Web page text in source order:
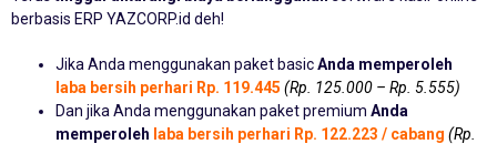
berbasis ERP YAZCORP.id deh!
Jika Anda menggunakan paket basicAnda memperoleh
laba bersih perhari Rp. 119.445 (Rp. 125.000 – Rp. 5.555)
Dan jika Anda menggunakan paket premium Anda
memperoleh laba bersih perhari Rp. 122.223 / cabang (Rp.